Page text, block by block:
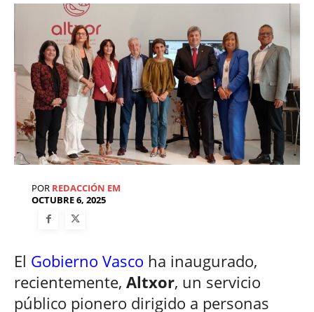
POR REDACCIÓN EM
OCTUBRE 6, 2025
El Gobierno Vasco ha inaugurado,
recientemente, Altxor, un servicio
público pionero dirigido a personas